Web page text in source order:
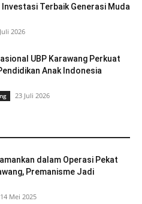
Terbaik Generasi Muda
2026
UBP Karawang Perkuat
Anak Indonesia
23 Juli 2026
dalam Operasi Pekat
Premanisme Jadi
14 Mei 2025